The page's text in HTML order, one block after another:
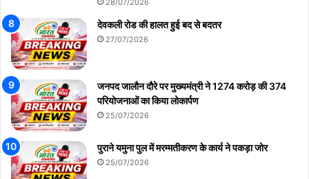
28/07/2026
देवकली रोड की हालत हुई बद से बदतर
27/07/2026
जनपद जालौन दौरे पर मुख्यमंत्री ने 1274 करोड़ की 374
परियोजनाओं का किया लोकार्पण
25/07/2026
पुराने यमुना पुल में मरम्मतीकरण के कार्य ने पकड़ा जोर
25/07/2026